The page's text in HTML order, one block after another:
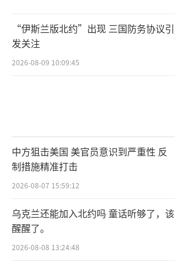
“伊斯兰版北约”出现 三国防务协议引
发关注
2026-08-09 10:09:45
中方狙击美国 美官员意识到严重性 反
制措施精准打击
2026-08-07 15:59:12
乌克兰还能加入北约吗 童话听够了，该
醒醒了。
2026-08-08 13:24:48